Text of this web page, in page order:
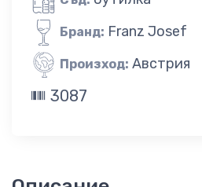
Бранд: Franz Josef
Произход: Австрия
3087